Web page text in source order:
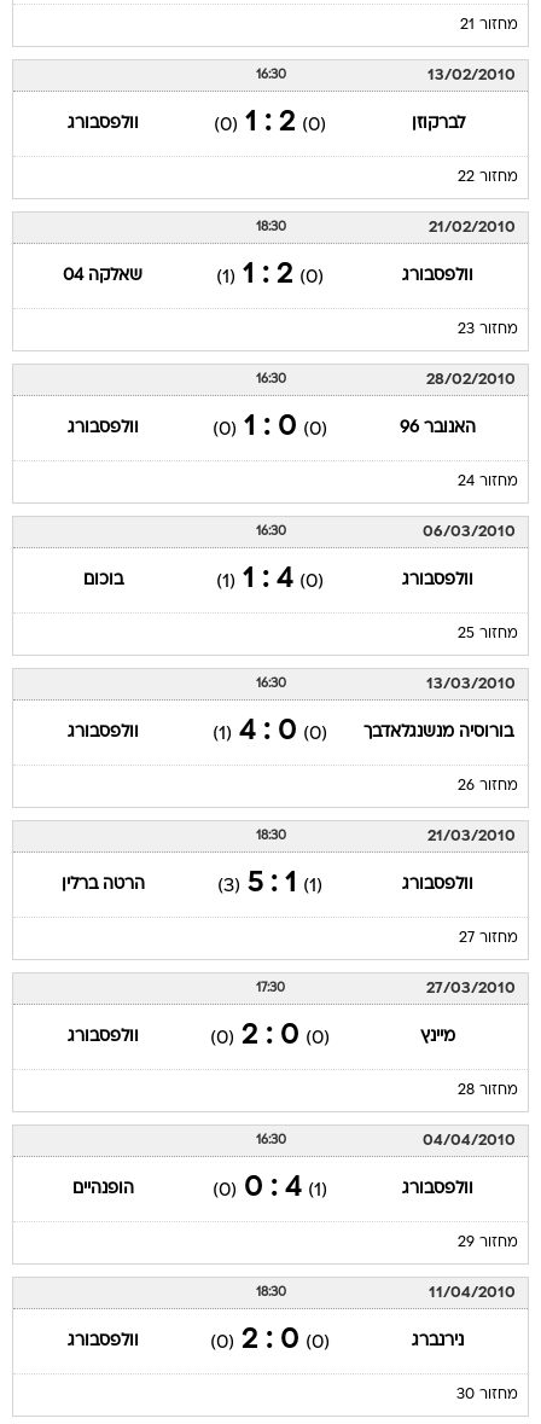
מחזור 21
13/02/2010
16:30
לברקוזן (0)
2 : 1
(0) וולפסבורג
מחזור 22
21/02/2010
18:30
וולפסבורג (0)
2 : 1
(1) שאלקה 04
מחזור 23
28/02/2010
16:30
האנובר 96 (0)
0 : 1
(0) וולפסבורג
מחזור 24
06/03/2010
16:30
וולפסבורג (0)
4 : 1
(1) בוכום
מחזור 25
13/03/2010
16:30
בורוסיה מנשנגלאדבך (0)
0 : 4
(1) וולפסבורג
מחזור 26
21/03/2010
18:30
וולפסבורג (1)
1 : 5
(3) הרטה ברלין
מחזור 27
27/03/2010
17:30
מיינץ (0)
0 : 2
(0) וולפסבורג
מחזור 28
04/04/2010
16:30
וולפסבורג (1)
4 : 0
(0) הופנהיים
מחזור 29
11/04/2010
18:30
נירנברג (0)
0 : 2
(0) וולפסבורג
מחזור 30